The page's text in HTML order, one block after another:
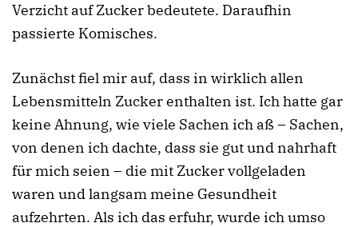
Verzicht auf Zucker bedeutete. Daraufhin
passierte Komisches.
Zunächst fiel mir auf, dass in wirklich allen
Lebensmitteln Zucker enthalten ist. Ich hatte gar
keine Ahnung, wie viele Sachen ich aß – Sachen,
von denen ich dachte, dass sie gut und nahrhaft
für mich seien – die mit Zucker vollgeladen
waren und langsam meine Gesundheit
aufzehrten. Als ich das erfuhr, wurde ich umso